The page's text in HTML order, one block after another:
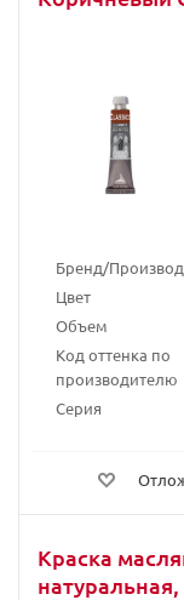
Бренд/
Цвет
Объем
Код оттенка по
производителю
Серия
Краска